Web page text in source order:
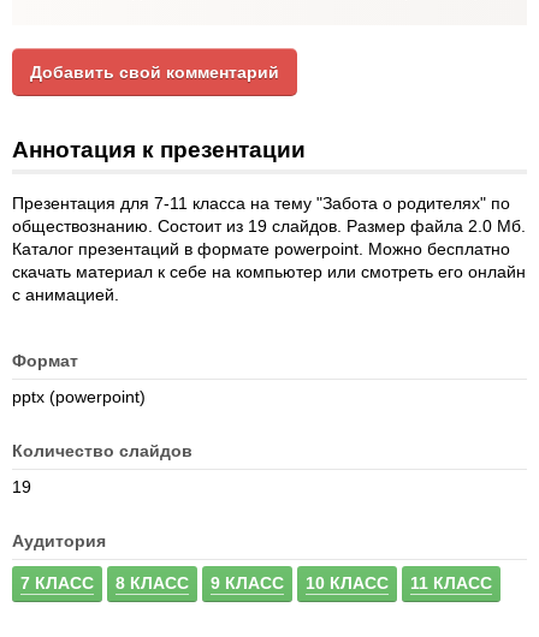
Добавить свой комментарий
Аннотация к презентации
Презентация для 7-11 класса на тему "Забота о родителях" по
обществознанию. Состоит из 19 слайдов. Размер файла 2.0 Мб.
Каталог презентаций в формате powerpoint. Можно бесплатно
скачать материал к себе на компьютер или смотреть его онлайн
с анимацией.
Формат
pptx (powerpoint)
Количество слайдов
19
Аудитория
7 КЛАСС 8 КЛАСС 9 КЛАСС 10 КЛАСС 11 КЛАСС